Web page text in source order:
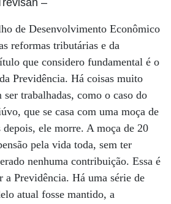
–
de Desenvolvimento Econômico
reformas tributárias e da
que considero fundamental é o
Previdência. Há coisas muito
trabalhadas, como o caso do
que se casa com uma moça de
ele morre. A moça de 20
pela vida toda, sem ter
nenhuma contribuição. Essa é
a Previdência. Há uma série de
atual fosse mantido, a